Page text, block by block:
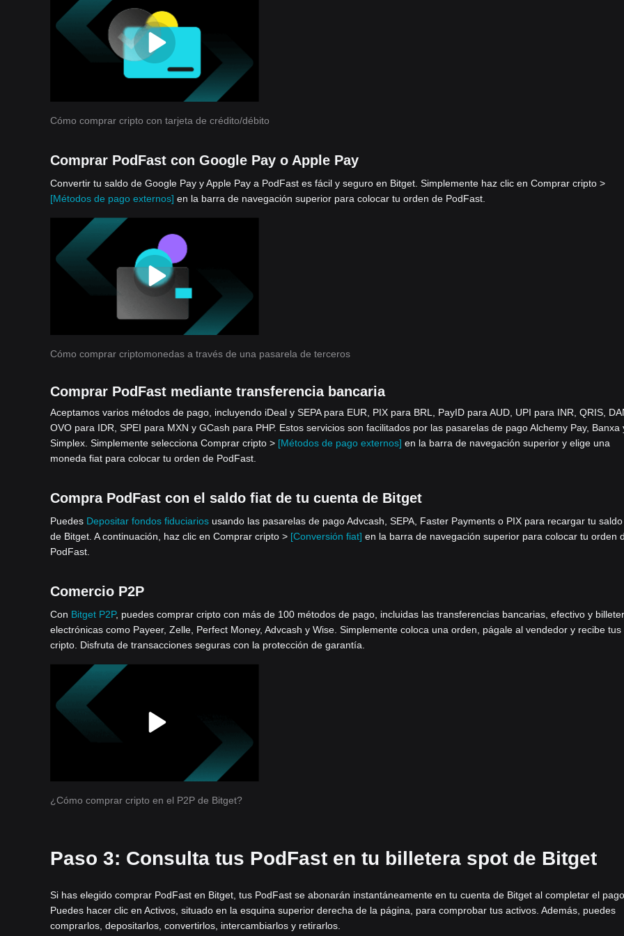
Cómo comprar cripto con tarjeta de crédito/débito
Comprar PodFast con Google Pay o Apple Pay
Convertir tu saldo de Google Pay y Apple Pay a PodFast es fácil y seguro en Bitget. Simplemente haz clic en Comprar cripto >
[Métodos de pago externos] en la barra de navegación superior para colocar tu orden de PodFast.
Cómo comprar criptomonedas a través de una pasarela de terceros
Comprar PodFast mediante transferencia bancaria
Aceptamos varios métodos de pago, incluyendo iDeal y SEPA para EUR, PIX para BRL, PayID para AUD, UPI para INR, QRIS,
OVO para IDR, SPEI para MXN y GCash para PHP. Estos servicios son facilitados por las pasarelas de pago Alchemy Pay, Banxa
Simplex. Simplemente selecciona Comprar cripto > [Métodos de pago externos] en la barra de navegación superior y elige una
moneda fiat para colocar tu orden de PodFast.
Compra PodFast con el saldo fiat de tu cuenta de Bitget
Puedes Depositar fondos fiduciarios usando las pasarelas de pago Advcash, SEPA, Faster Payments o PIX para recargar tu
de Bitget. A continuación, haz clic en Comprar cripto > [Conversión fiat] en la barra de navegación superior para colocar tu orden
PodFast.
Comercio P2P
Con Bitget P2P, puedes comprar cripto con más de 100 métodos de pago, incluidas las transferencias bancarias, efectivo y
electrónicas como Payeer, Zelle, Perfect Money, Advcash y Wise. Simplemente coloca una orden, págale al vendedor y recibe tus
cripto. Disfruta de transacciones seguras con la protección de garantía.
¿Cómo comprar cripto en el P2P de Bitget?
Paso 3: Consulta tus PodFast en tu billetera spot de Bitget
Si has elegido comprar PodFast en Bitget, tus PodFast se abonarán instantáneamente en tu cuenta de Bitget al completar el
Puedes hacer clic en Activos, situado en la esquina superior derecha de la página, para comprobar tus activos. Además, puedes
comprarlos, depositarlos, convertirlos, intercambiarlos y retirarlos.